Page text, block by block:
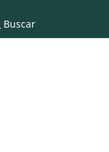
Buscar